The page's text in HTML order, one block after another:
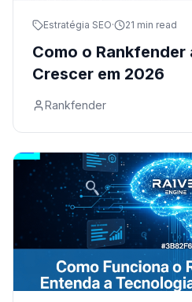
Estratégia SEO· 21 min read
Como o Rankfender
Crescer em 2026
Rankfender